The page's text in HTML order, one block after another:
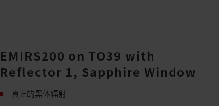
EMIRS200 on TO39 with
Reflector 1, Sapphire Window
真正的黑体辐射